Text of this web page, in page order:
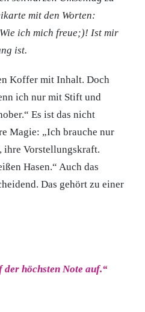
mit den Worten:
ich mich freue;)! Ist mir
ist.
Koffer mit Inhalt. Doch
ich nur mit Stift und
Es ist das nicht
Magie: „Ich brauche nur
ihre Vorstellungskraft.
Hasen.“ Auch das
Das gehört zu einer
höchsten Note auf.“